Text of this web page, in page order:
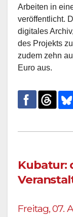
Arbeiten in
veröffentlicht.
digitales
des Projekts
zudem zehn
Euro aus.
Kubatur:
Freitag, 07.